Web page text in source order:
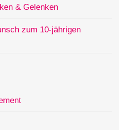
& Gelenken
zum 10-jährigen